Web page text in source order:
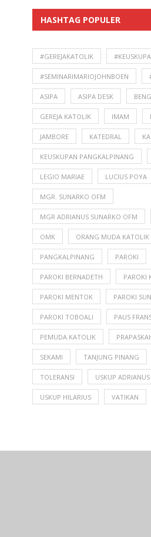
HASHTAG POPULER
#GEREJAKATOLIK
#SEMINARIMARIOJOHNBOEN
ASIPA ASIPA DESK
GEREJA KATOLIK IMAM
JAMBORE KATEDRAL
KEUSKUPAN PANGKALPINANG
LEGIO MARIAE LUCIUS POYA
MGR. SUNARKO OFM
MGR ADRIANUS SUNARKO OFM
OMK ORANG MUDA KATOLIK
PANGKALPINANG PAROKI
PAROKI BERNADETH PAROKI
PAROKI MENTOK PAROKI
PAROKI TOBOALI PAUS
PEMUDA KATOLIK
SEKAMI TANJUNG PINANG
TOLERANSI USKUP
USKUP HILARIUS VATIKAN